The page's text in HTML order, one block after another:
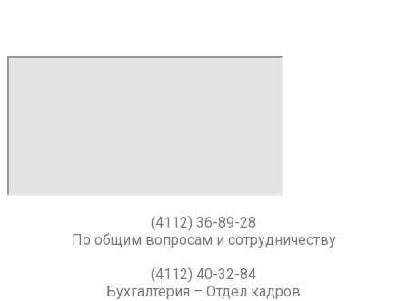
(4112) 36-89-28
По общим вопросам и сотрудничеству
(4112) 40-32-84
Бухгалтерия – Отдел кадров